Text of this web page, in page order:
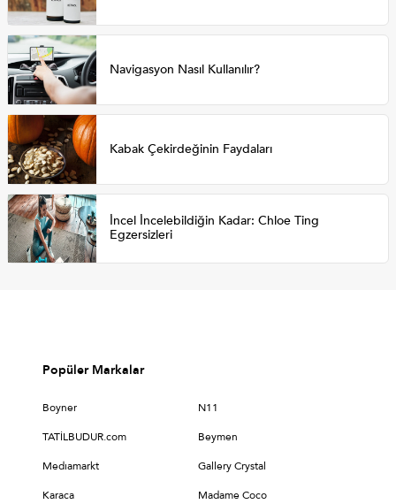
Navigasyon Nasıl Kullanılır?
Kabak Çekirdeğinin Faydaları
İncel İncelebildiğin Kadar: Chloe Ting
Egzersizleri
Popüler Markalar
Boyner N11
TATİLBUDUR.com Beymen
Medıamarkt Gallery Crystal
Karaca Madame Coco